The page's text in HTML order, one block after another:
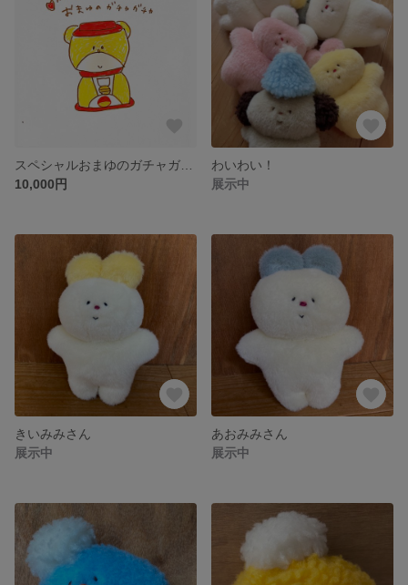
10,000円
わいわい！
展示中
きいみみさん
展示中
あおみみさん
展示中